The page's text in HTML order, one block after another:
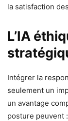
la satisfaction
L’IA
Intégrer la
seulement un
un avantage
posture peuvent :